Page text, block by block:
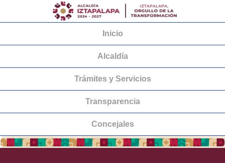
Inicio
Alcaldía
Trámites y Servicios
Transparencia
Concejales